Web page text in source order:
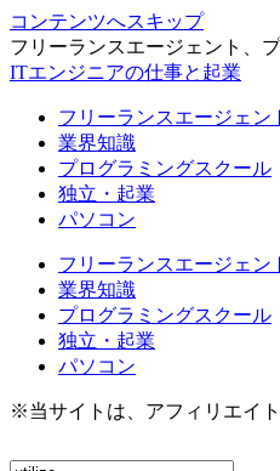
コンテンツへスキップ
フリーランスエージェント、
ITエンジニアの仕事と起業
フリーランスエージェン
業界知識
プログラミングスクール
独立・起業
パソコン
フリーランスエージェン
業界知識
プログラミングスクール
独立・起業
パソコン
※当サイトは、アフィリエイ